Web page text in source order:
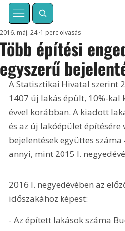
Több építési
egyszerű
2016. máj. 24. 1 perc olvasás
A Statisztikai Hivatal szerint
1407 új lakás épült, 10%-kal
évvel korábban. A kiadott
és az új lakóépület építésére
bejelentések együttes száma
annyi, mint 2015 I.
2016 I. negyedévében az
időszakához képest:
- Az épített lakások száma